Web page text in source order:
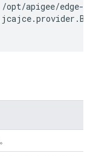
/opt/apigee/edge-
jcajce.provider .
。